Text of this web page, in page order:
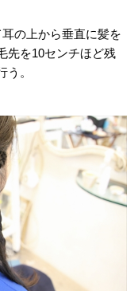
の上から垂直に髪を
先を10センチほど残
。